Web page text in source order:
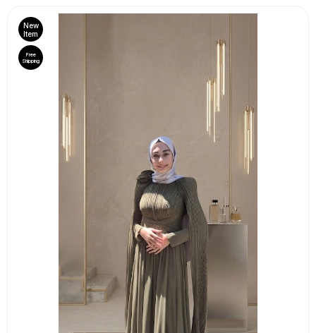
New
Item
Free
Shipping